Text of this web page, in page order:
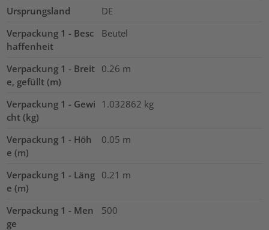
Ursprungsland
DE
Verpackung 1 - Besc
haffenheit
Beutel
Verpackung 1 - Breit
e, gefüllt (m)
0.26 m
Verpackung 1 - Gewi
cht (kg)
1.032862 kg
Verpackung 1 - Höh
e (m)
0.05 m
Verpackung 1 - Läng
e (m)
0.21 m
Verpackung 1 - Men
ge
500